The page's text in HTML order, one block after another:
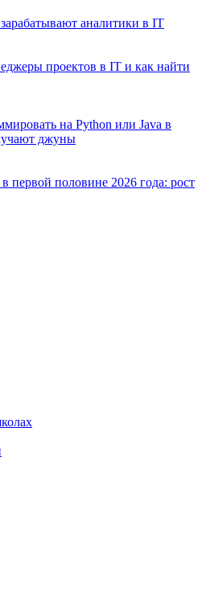
аналитики в IT
проектов в IT и как найти
на Python или Java в
джуны
первой половине 2026 года: рост